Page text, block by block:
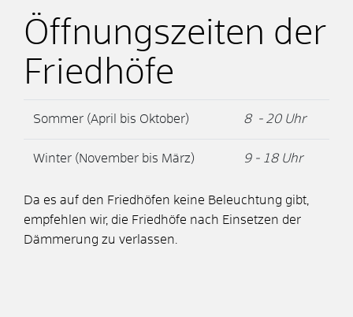
Öffnungszeiten der
Friedhöfe
Sommer (April bis Oktober) 8 - 20 Uhr
Winter (November bis März) 9 - 18 Uhr
Da es auf den Friedhöfen keine Beleuchtung gibt,
empfehlen wir, die Friedhöfe nach Einsetzen der
Dämmerung zu verlassen.